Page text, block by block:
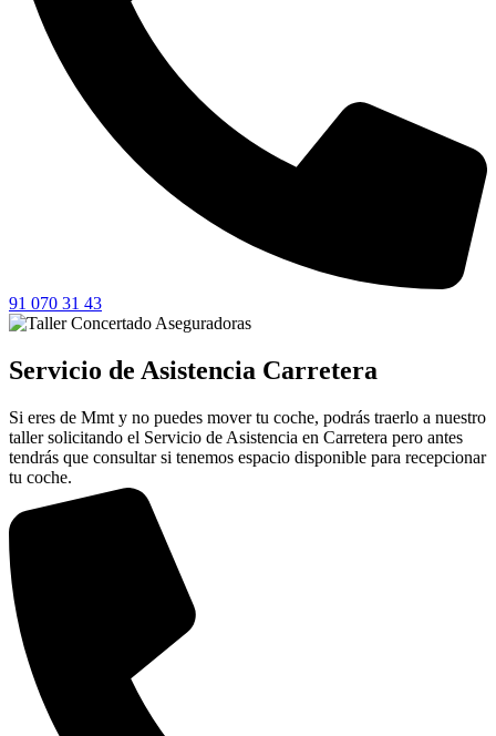
91 070 31 43
Servicio de Asistencia Carretera
Si eres de Mmt y no puedes mover tu coche, podrás traerlo a nuestro
taller solicitando el Servicio de Asistencia en Carretera pero antes
tendrás que consultar si tenemos espacio disponible para recepcionar
tu coche.